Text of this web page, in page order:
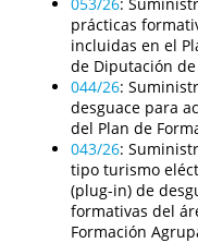
prácticas
incluidas en el
de Diputación de
044/26:
desguace para
del Plan de
043/26:
tipo turismo
(plug-in) de
formativas del
Formación